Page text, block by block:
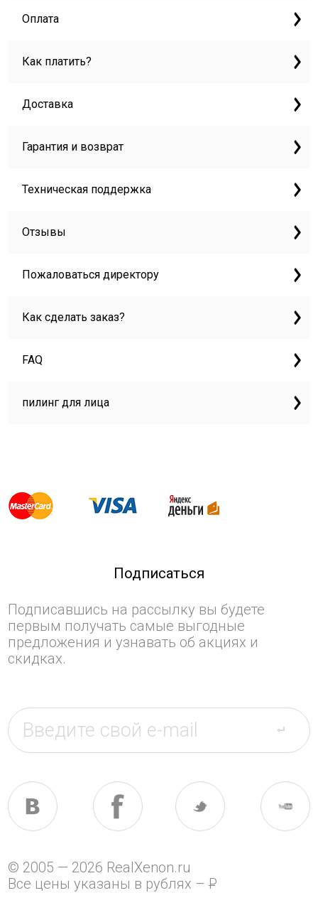
Оплата
Как платить?
Доставка
Гарантия и возврат
Техническая поддержка
Отзывы
Пожаловаться директору
Как сделать заказ?
FAQ
пилинг для лица
Подписаться
Подписавшись на рассылку вы будете
первым получать самые выгодные
предложения и узнавать об акциях и
скидках.
© 2005 — 2026 RealXenon.ru
Все цены указаны в рублях –P